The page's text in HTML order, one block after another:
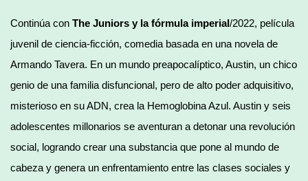
Continúa con The Juniors y la fórmula imperial/2022, película
juvenil de ciencia-ficción, comedia basada en una novela de
Armando Tavera. En un mundo preapocalíptico, Austin, un chico
genio de una familia disfuncional, pero de alto poder adquisitivo,
misterioso en su ADN, crea la Hemoglobina Azul. Austin y seis
adolescentes millonarios se aventuran a detonar una revolución
social, logrando crear una substancia que pone al mundo de
cabeza y genera un enfrentamiento entre las clases sociales y